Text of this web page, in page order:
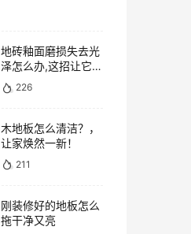
地砖釉面磨损失去光
泽怎么办,这招让它重
焕光泽!
226
木地板怎么清洁？，
让家焕然一新！
211
刚装修好的地板怎么
拖干净又亮